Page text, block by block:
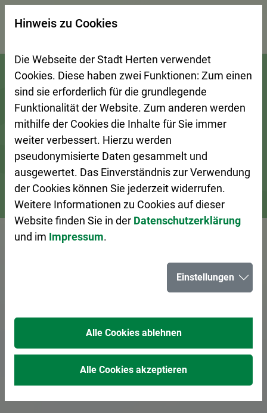
Zur Startseite (Schnelltaste 0)
Zum Seitenanfang springen (Schnelltaste A)
Zur Navigation/Menü springen (Schnelltaste M)
Zur Suche springen (Schnelltaste 8)
Zum Inhalt springen (Schnelltaste I)
Zum Fußbereich springen (Schnelltaste Z)
Bürgerservice Ansprechpersonen A–Z
Vorlesen
Frau Berkau
02366 303-616
Sachbearbeitung
Suchseite mit Schnellsuche
Hinweis zu Cookies
Die Webseite der Stadt Herten verwendet
Cookies. Diese haben zwei Funktionen: Zum einen
sind sie erforderlich für die grundlegende
Funktionalität der Website. Zum anderen werden
mithilfe der Cookies die Inhalte für Sie immer
weiter verbessert. Hierzu werden
pseudonymisierte Daten gesammelt und
ausgewertet. Das Einverständnis zur Verwendung
der Cookies können Sie jederzeit widerrufen.
Weitere Informationen zu Cookies auf dieser
Website finden Sie in der Datenschutzerklärung
und im Impressum.
Einstellungen
Alle Cookies ablehnen
Alle Cookies akzeptieren